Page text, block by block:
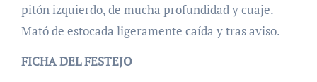
pitón izquierdo, de mucha profundidad y cuaje.
Mató de estocada ligeramente caída y tras aviso.
FICHA DEL FESTEJO